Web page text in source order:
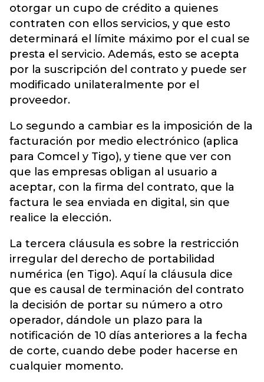
otorgar un cupo de crédito a quienes
contraten con ellos servicios, y que esto
determinará el límite máximo por el cual se
presta el servicio. Además, esto se acepta
por la suscripción del contrato y puede ser
modificado unilateralmente por el
proveedor.
Lo segundo a cambiar es la imposición de la
facturación por medio electrónico (aplica
para Comcel y Tigo), y tiene que ver con
que las empresas obligan al usuario a
aceptar, con la firma del contrato, que la
factura le sea enviada en digital, sin que
realice la elección.
La tercera cláusula es sobre la restricción
irregular del derecho de portabilidad
numérica (en Tigo). Aquí la cláusula dice
que es causal de terminación del contrato
la decisión de portar su número a otro
operador, dándole un plazo para la
notificación de 10 días anteriores a la fecha
de corte, cuando debe poder hacerse en
cualquier momento.